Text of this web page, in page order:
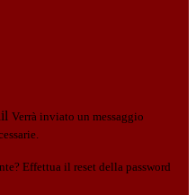
Verrà inviato un messaggio
Effettua il reset della password